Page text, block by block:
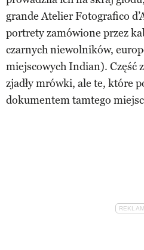
grande Atelier Fotografico
portrety zamówione przez
czarnych niewolników,
miejscowych Indian). Część
zjadły mrówki, ale te, które
dokumentem tamtego